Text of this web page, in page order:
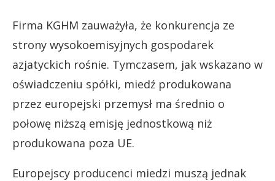
Firma KGHM zauważyła, że konkurencja ze
strony wysokoemisyjnych gospodarek
azjatyckich rośnie. Tymczasem, jak wskazano w
oświadczeniu spółki, miedź produkowana
przez europejski przemysł ma średnio o
połowę niższą emisję jednostkową niż
produkowana poza UE.
Europejscy producenci miedzi muszą jednak